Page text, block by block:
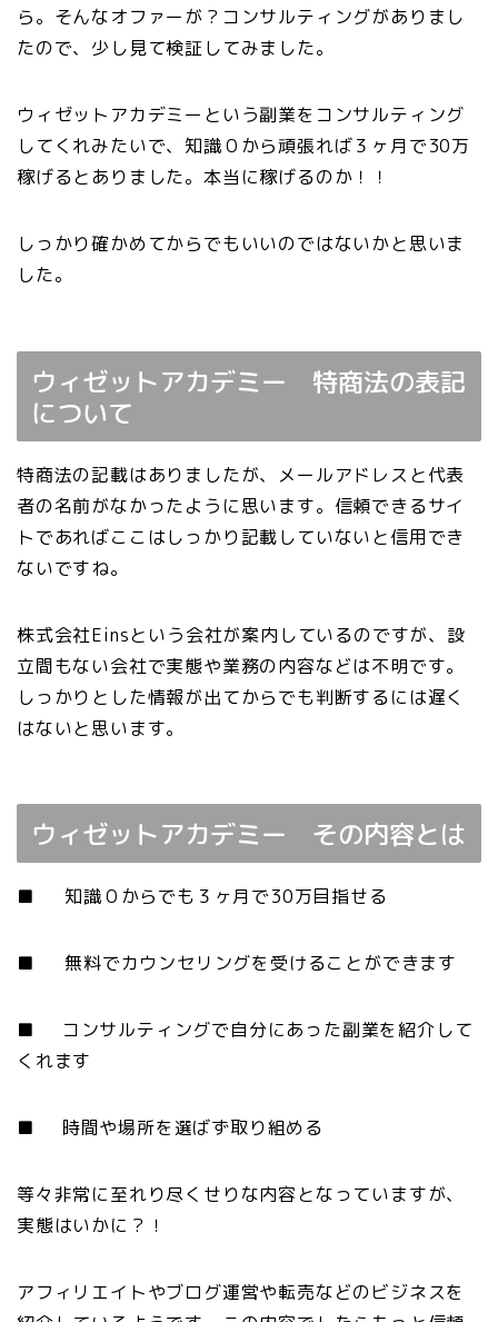
ら。そんなオファーが？コンサルティングがありまし
たので、少し見て検証してみました。
ウィゼットアカデミーという副業をコンサルティング
してくれみたいで、知識０から頑張れば３ヶ月で30万
稼げるとありました。本当に稼げるのか！！
しっかり確かめてからでもいいのではないかと思いま
した。
ウィゼットアカデミー 特商法の表記
について
特商法の記載はありましたが、メールアドレスと代表
者の名前がなかったように思います。信頼できるサイ
トであればここはしっかり記載していないと信用でき
ないですね。
株式会社Einsという会社が案内しているのですが、設
立間もない会社で実態や業務の内容などは不明です。
しっかりとした情報が出てからでも判断するには遅く
はないと思います。
ウィゼットアカデミー その内容とは
■ 知識０からでも３ヶ月で30万目指せる
■ 無料でカウンセリングを受けることができます
■ コンサルティングで自分にあった副業を紹介して
くれます
■ 時間や場所を選ばず取り組める
等々非常に至れり尽くせりな内容となっていますが、
実態はいかに？！
アフィリエイトやブログ運営や転売などのビジネスを